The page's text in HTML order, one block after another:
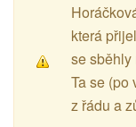
která
se sběhly
Ta se (po
z řádu a